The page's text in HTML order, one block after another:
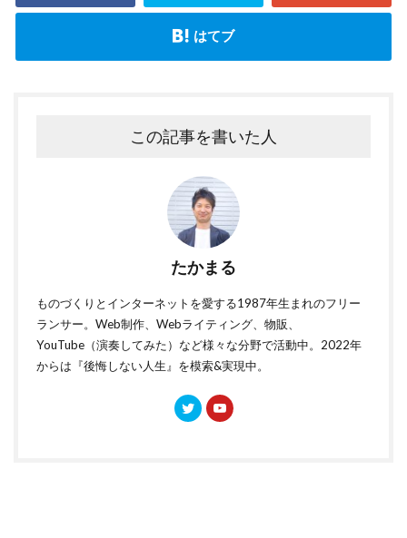
この記事を書いた人
たかまる
ものづくりとインターネットを愛する1987年生まれのフリー
ランサー。Web制作、Webライティング、物販、
YouTube（演奏してみた）など様々な分野で活動中。2022年
からは『後悔しない人生』を模索&実現中。